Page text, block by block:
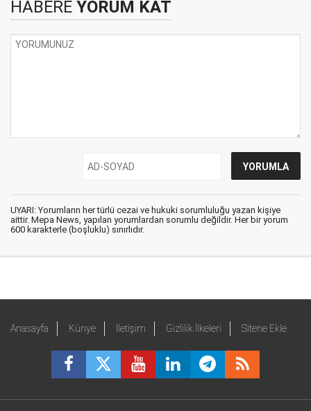
HABERE YORUM KAT
UYARI: Yorumların her türlü cezai ve hukuki sorumluluğu yazan kişiye
aittir. Mepa News, yapılan yorumlardan sorumlu değildir. Her bir yorum
600 karakterle (boşluklu) sınırlıdır.
Anasayfa Künye İletişim Gizlilik İlkeleri Sitene Ekle